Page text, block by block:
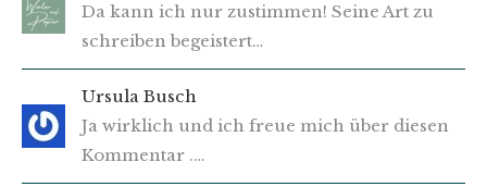
Da kann ich nur zustimmen! Seine Art zu
schreiben begeistert…
Ursula Busch
Ja wirklich und ich freue mich über diesen
Kommentar .…